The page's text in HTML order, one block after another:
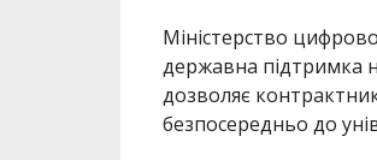
Міністерство
державна підтримка
дозволяє
безпосередньо до